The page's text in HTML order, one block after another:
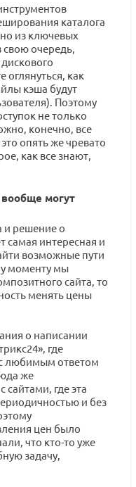
каталога
из ключевых
очередь,
оглянуться, как
кэша будут
Поэтому
не только
конечно, все
опять же чревато
как все знают,
могут
и решение о
самая интересная и
возможные пути
моменту мы
сайта, то
менять цены
о написании
где
любимым ответом
же
где эта
и без
цен было
что кто-то уже
задачу,